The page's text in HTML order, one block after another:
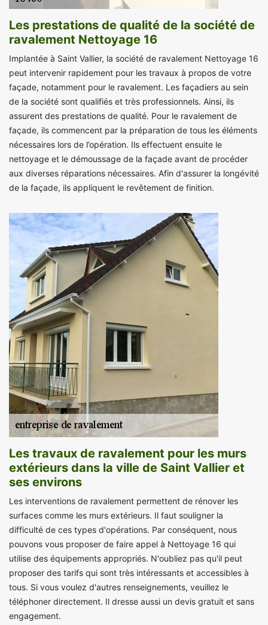
Les prestations de qualité de la société de
ravalement Nettoyage 16
Implantée à Saint Vallier, la société de ravalement Nettoyage 16
peut intervenir rapidement pour les travaux à propos de votre
façade, notamment pour le ravalement. Les façadiers au sein
de la société sont qualifiés et très professionnels. Ainsi, ils
assurent des prestations de qualité. Pour le ravalement de
façade, ils commencent par la préparation de tous les éléments
nécessaires lors de l’opération. Ils effectuent ensuite le
nettoyage et le démoussage de la façade avant de procéder
aux diverses réparations nécessaires. Afin d'assurer la longévité
de la façade, ils appliquent le revêtement de finition.
Les travaux de ravalement pour les murs
extérieurs dans la ville de Saint Vallier et
ses environs
Les interventions de ravalement permettent de rénover les
surfaces comme les murs extérieurs. Il faut souligner la
difficulté de ces types d'opérations. Par conséquent, nous
pouvons vous proposer de faire appel à Nettoyage 16 qui
utilise des équipements appropriés. N'oubliez pas qu'il peut
proposer des tarifs qui sont très intéressants et accessibles à
tous. Si vous voulez d'autres renseignements, veuillez le
téléphoner directement. Il dresse aussi un devis gratuit et sans
engagement.